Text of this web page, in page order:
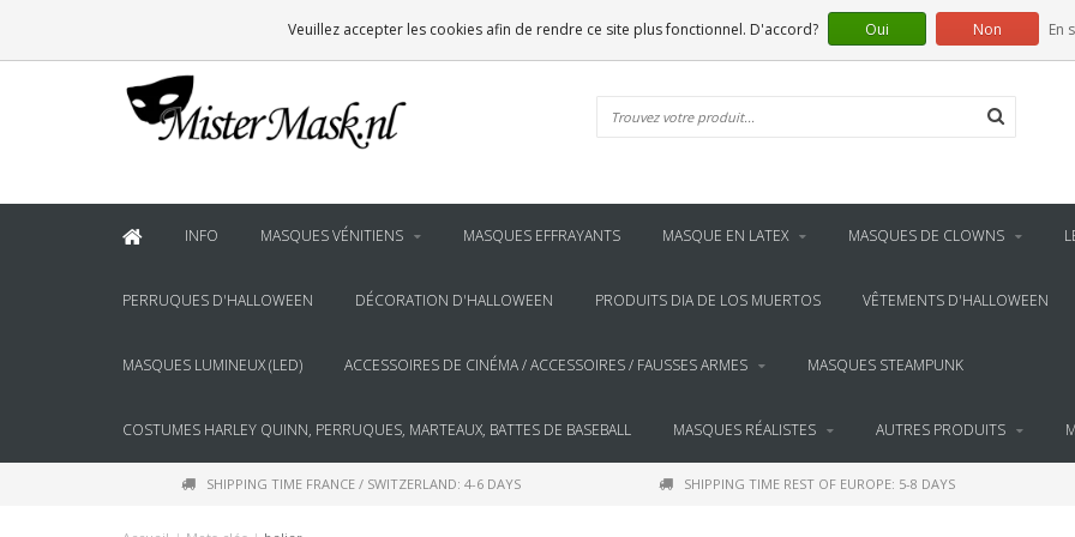
GRATIS BEZORGING
INFO MASQUES VÉNITIENS MASQUES EFFRAYANTS MASQUE EN LATEX MASQUES DE CLOWNS
PERRUQUES D'HALLOWEEN DÉCORATION D'HALLOWEEN PRODUITS DIA DE LOS MUERTOS VÊTEMENTS D'HALLOWEEN
MASQUES LUMINEUX (LED) ACCESSOIRES DE CINÉMA / ACCESSOIRES / FAUSSES ARMES MASQUES STEAMPUNK
COSTUMES HARLEY QUINN, PERRUQUES, MARTEAUX, BATTES DE BASEBALL MASQUES RÉALISTES AUTRES PRODUITS
SHIPPING TIME FRANCE / SWITZERLAND: 4-6 DAYS SHIPPING TIME REST OF EUROPE: 5-8 DAYS
Veuillez accepter les cookies afin de rendre ce site plus fonctionnel. D'accord? Oui Non En